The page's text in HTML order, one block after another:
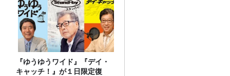
『ゆうゆうワイド』『デイ・
キャッチ！』が１日限定復